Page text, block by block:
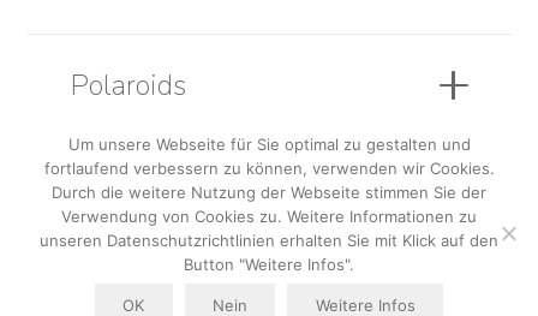
Polaroids
Sedcard
AGB| Datenschutzerklärung|Impressum
Um unsere Webseite für Sie optimal zu gestalten und
fortlaufend verbessern zu können, verwenden wir Cookies.
Durch die weitere Nutzung der Webseite stimmen Sie der
Verwendung von Cookies zu. Weitere Informationen zu
unseren Datenschutzrichtlinien erhalten Sie mit Klick auf den
Button "Weitere Infos".
OK Nein Weitere Infos